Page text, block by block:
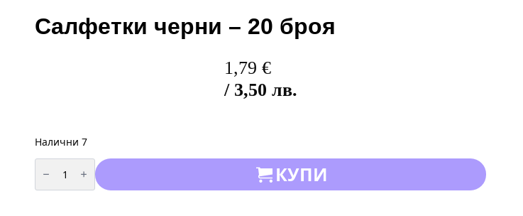
Салфетки черни – 20 броя
1,79 €
/ 3,50 лв.
Налични 7
количество
за
Салфетки
черни
КУПИ